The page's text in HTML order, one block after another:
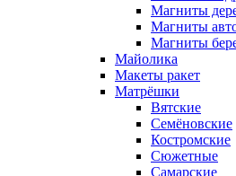
Магниты
Магниты
Магниты
Майолика
Макеты ракет
Матрёшки
Вятские
Семёновские
Костромские
Сюжетные
Самарские